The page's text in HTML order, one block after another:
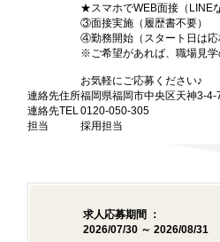
★スマホでWEB面接（LINE
③面接実施（履歴書不要）
④勤務開始（スタート日は応
※ご希望があれば、職場見学
お気軽にご応募ください♪
連絡先住所福岡県福岡市中央区天神3-
連絡先TEL0120-050-305
担当
採用担当
求人応募期間 ：
2026/07/30 ～ 2026/08/31